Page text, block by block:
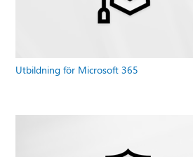
Utbildning för Microsoft 365